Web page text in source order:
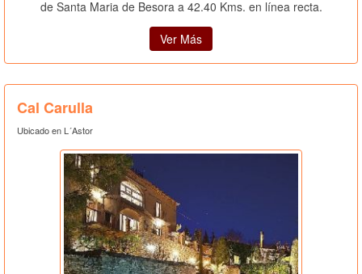
de Santa Maria de Besora a 42.40 Kms. en línea recta.
Ver Más
Cal Carulla
Ubicado en L´Astor